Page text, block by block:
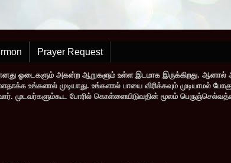
Prayer Request
ஓடைகளும் அகன்ற ஆறுகளும் உள்ள இடமாக இருக்கிறது.
உங்களால் முடியாது. உங்களால் பாயை விரிக்கவும் முடியாமல்
முடவர்களும்கூட போரில் கொள்ளையிடுவதின் மூலம்